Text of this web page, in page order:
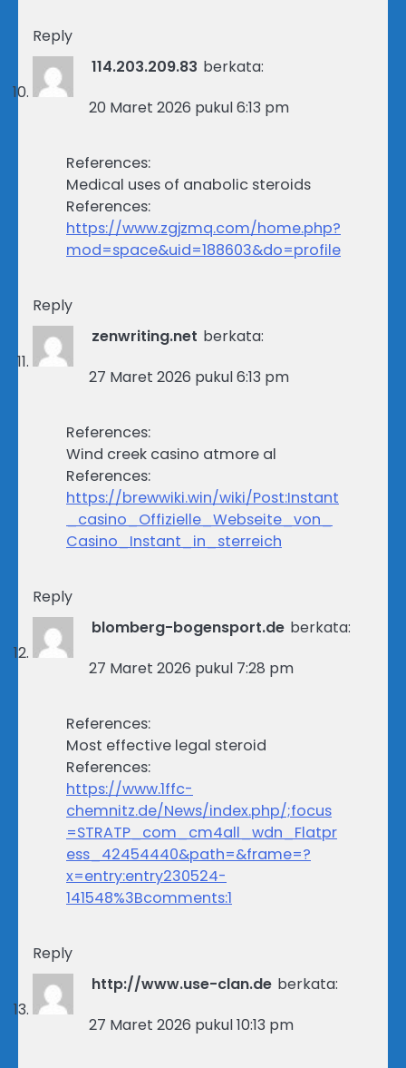
Reply
114.203.209.83 berkata:
20 Maret 2026 pukul 6:13 pm
References:
Medical uses of anabolic steroids
References:
https://www.zgjzmq.com/home.php?
mod=space&uid=188603&do=profile
Reply
zenwriting.net berkata:
27 Maret 2026 pukul 6:13 pm
References:
Wind creek casino atmore al
References:
https://brewwiki.win/wiki/Post:Instant
_casino_Offizielle_Webseite_von_
Casino_Instant_in_sterreich
Reply
blomberg-bogensport.de berkata:
27 Maret 2026 pukul 7:28 pm
References:
Most effective legal steroid
References:
https://www.1ffc-
chemnitz.de/News/index.php/;focus
=STRATP_com_cm4all_wdn_Flatpr
ess_42454440&path=&frame=?
x=entry:entry230524-
141548%3Bcomments:1
Reply
http://www.use-clan.de berkata:
27 Maret 2026 pukul 10:13 pm